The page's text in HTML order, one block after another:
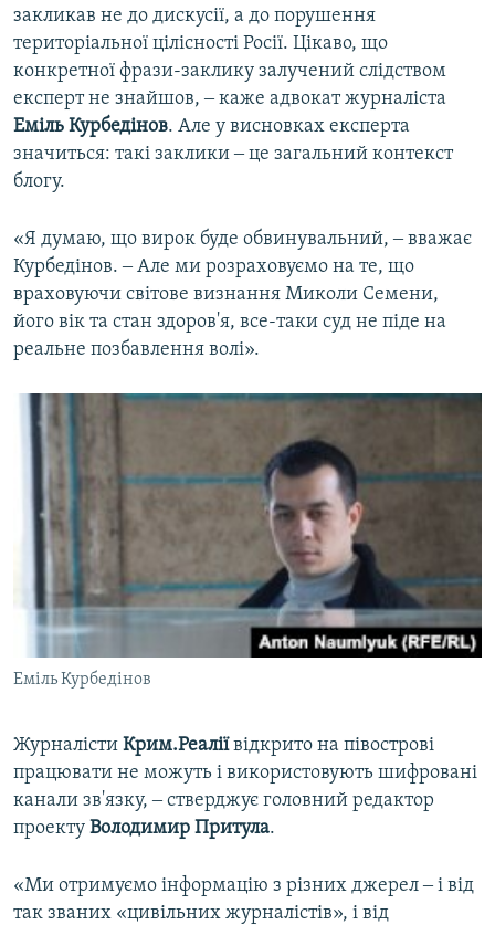
закликав не до дискусії, а до порушення
територіальної цілісності Росії. Цікаво, що
конкретної фрази-заклику залучений слідством
експерт не знайшов, ‒ каже адвокат журналіста
Еміль Курбедінов. Але у висновках експерта
значиться: такі заклики ‒ це загальний контекст
блогу.
«Я думаю, що вирок буде обвинувальний, ‒ вважає
Курбедінов. ‒ Але ми розраховуємо на те, що
враховуючи світове визнання Миколи Семени,
його вік та стан здоров'я, все-таки суд не піде на
реальне позбавлення волі».
Еміль Курбедінов
Журналісти Крим.Реаліївідкрито на півострові
працювати не можуть і використовують шифровані
канали зв'язку, ‒ стверджує головний редактор
проекту Володимир Притула.
«Ми отримуємо інформацію з різних джерел ‒ і від
так званих «цивільних журналістів», і від